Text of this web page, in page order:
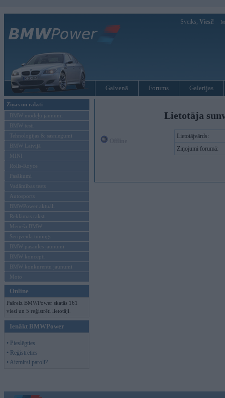
Sveiks, Viesi!
Galvenā Forums Galerijas
Ziņas un raksti
BMW modeļu jaunumi
BMW testi
Tehnoloģijas & sasniegumi
BMW Latvijā
MINI
Rolls-Royce
Pasākumi
Vadāmības tests
Autosports
BMWPower aktuāli
Reklāmas raksti
Mēneša BMW
Sērijveida tūnings
BMW pasaules jaunumi
BMW koncepti
BMW konkurentu jaunumi
Moto
Online
Pašreiz BMWPower skatās 161
viesi un 5 reģistrēti lietotāji.
Ienākt BMWPower
• Pieslēgties
• Reģistrēties
• Aizmirsi paroli?
Lietotāja
Lietotājvārds:
Ziņojumi forumā: